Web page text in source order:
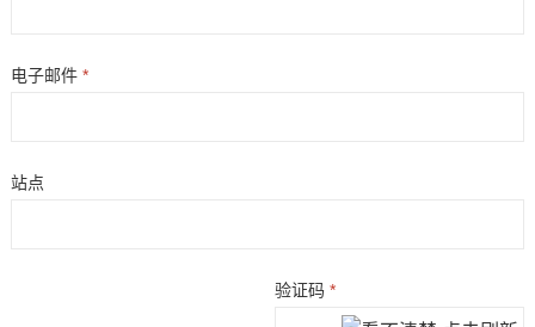
电子邮件 *
站点
验证码*